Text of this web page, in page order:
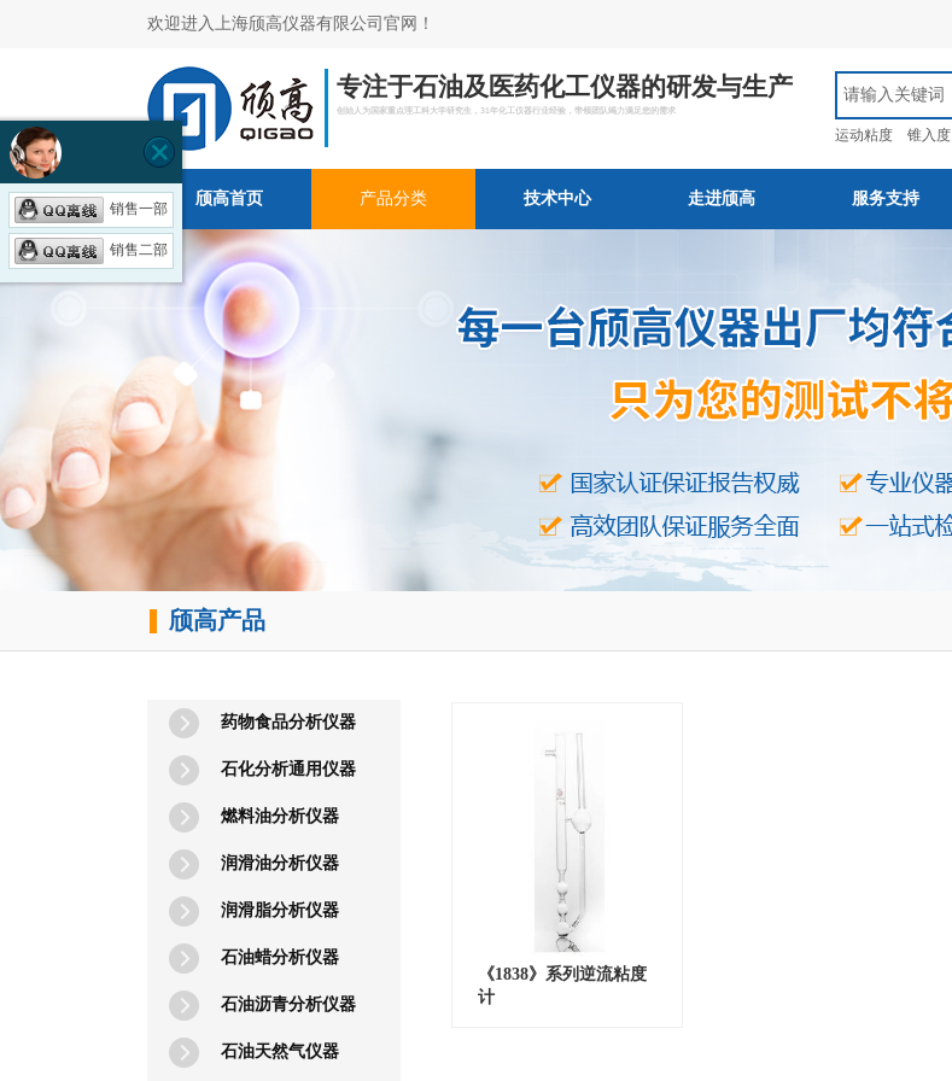
欢迎进入上海颀高仪器有限公司官网！
运动粘度 锥入度
专注于石油及医药化工仪器的研发与生产
创始人为国家重点理工科大学研究生，31年化工仪器行业经验，带领团队竭力满足您的需求
颀高首页 产品分类 技术中心 走进颀高 服务支持
颀高产品
《1838》系列逆流粘度
计
药物食品分析仪器
石化分析通用仪器
燃料油分析仪器
润滑油分析仪器
润滑脂分析仪器
石油蜡分析仪器
石油沥青分析仪器
石油天然气仪器
销售一部
销售二部